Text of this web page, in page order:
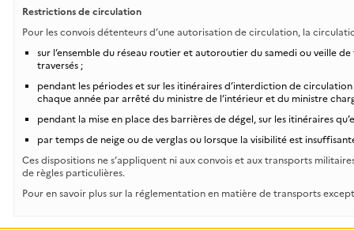
Restrictions de circulation
Pour les convois détenteurs d’une autorisation de circulation, la
sur l’ensemble du réseau routier et autoroutier du samedi ou veille
traversés ;
pendant les périodes et sur les itinéraires d’interdiction de
chaque année par arrêté du ministre de l’intérieur et du ministre
pendant la mise en place des barrières de dégel, sur les itinéraires
par temps de neige ou de verglas ou lorsque la visibilité est
Ces dispositions ne s’appliquent ni aux convois et aux transports
de règles particulières.
Pour en savoir plus sur la réglementation en matière de transports